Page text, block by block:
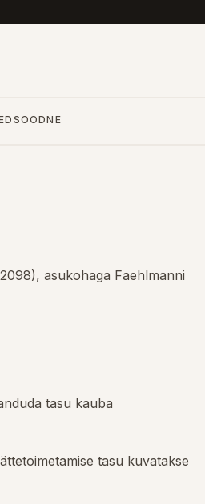
SOODNE
asukohaga Faehlmanni
tasu kauba
tasu kuvatakse